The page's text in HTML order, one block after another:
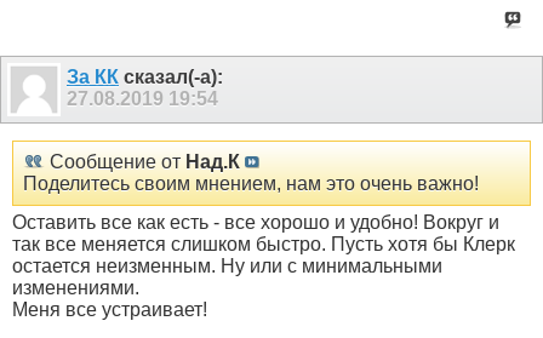
За КК сказал(-а):
27.08.2019 19:54
Сообщение от Над.К
Поделитесь своим мнением, нам это очень важно!
Оставить все как есть - все хорошо и удобно! Вокруг и
так все меняется слишком быстро. Пусть хотя бы Клерк
остается неизменным. Ну или с минимальными
изменениями.
Меня все устраивает!